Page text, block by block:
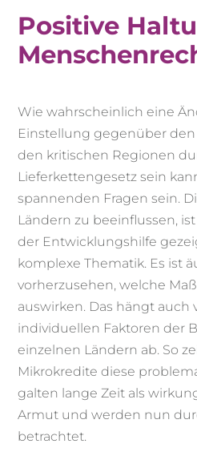
Positive
Wie wahrscheinlich eine
Einstellung gegenüber
den kritischen Regionen
Lieferkettengesetz sein
spannenden Fragen sein.
Ländern zu beeinflussen,
der Entwicklungshilfe
komplexe Thematik. Es ist
vorherzusehen, welche
auswirken. Das hängt auch
individuellen Faktoren der
einzelnen Ländern ab. So
Mikrokredite diese
galten lange Zeit als
Armut und werden nun
betrachtet.